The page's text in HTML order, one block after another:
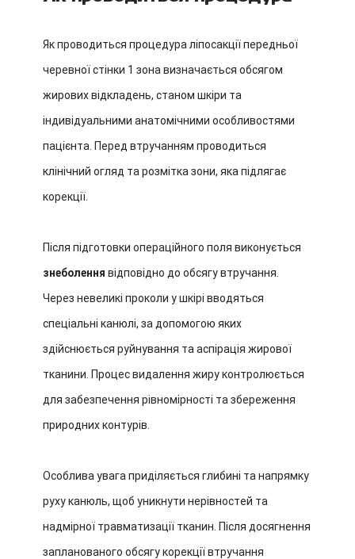
Як проводиться процедура ліпосакції передньої
черевної стінки 1 зона визначається обсягом
жирових відкладень, станом шкіри та
індивідуальними анатомічними особливостями
пацієнта. Перед втручанням проводиться
клінічний огляд та розмітка зони, яка підлягає
корекції.
Після підготовки операційного поля виконується
знеболення відповідно до обсягу втручання.
Через невеликі проколи у шкірі вводяться
спеціальні канюлі, за допомогою яких
здійснюється руйнування та аспірація жирової
тканини. Процес видалення жиру контролюється
для забезпечення рівномірності та збереження
природних контурів.
Особлива увага приділяється глибині та напрямку
руху канюль, щоб уникнути нерівностей та
надмірної травматизації тканин. Після досягнення
запланованого обсягу корекції втручання